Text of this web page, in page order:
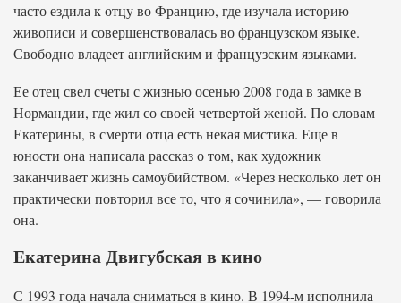
часто ездила к отцу во Францию, где изучала историю
живописи и совершенствовалась во французском языке.
Свободно владеет английским и французским языками.
Ее отец свел счеты с жизнью осенью 2008 года в замке в
Нормандии, где жил со своей четвертой женой. По словам
Екатерины, в смерти отца есть некая мистика. Еще в
юности она написала рассказ о том, как художник
заканчивает жизнь самоубийством. «Через несколько лет он
практически повторил все то, что я сочинила», — говорила
она.
Екатерина Двигубская в кино
С 1993 года начала сниматься в кино. В 1994-м исполнила